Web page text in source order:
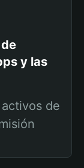
y las
de